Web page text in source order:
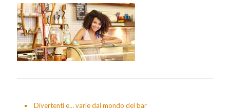
Divertenti e… varie dal mondo del bar